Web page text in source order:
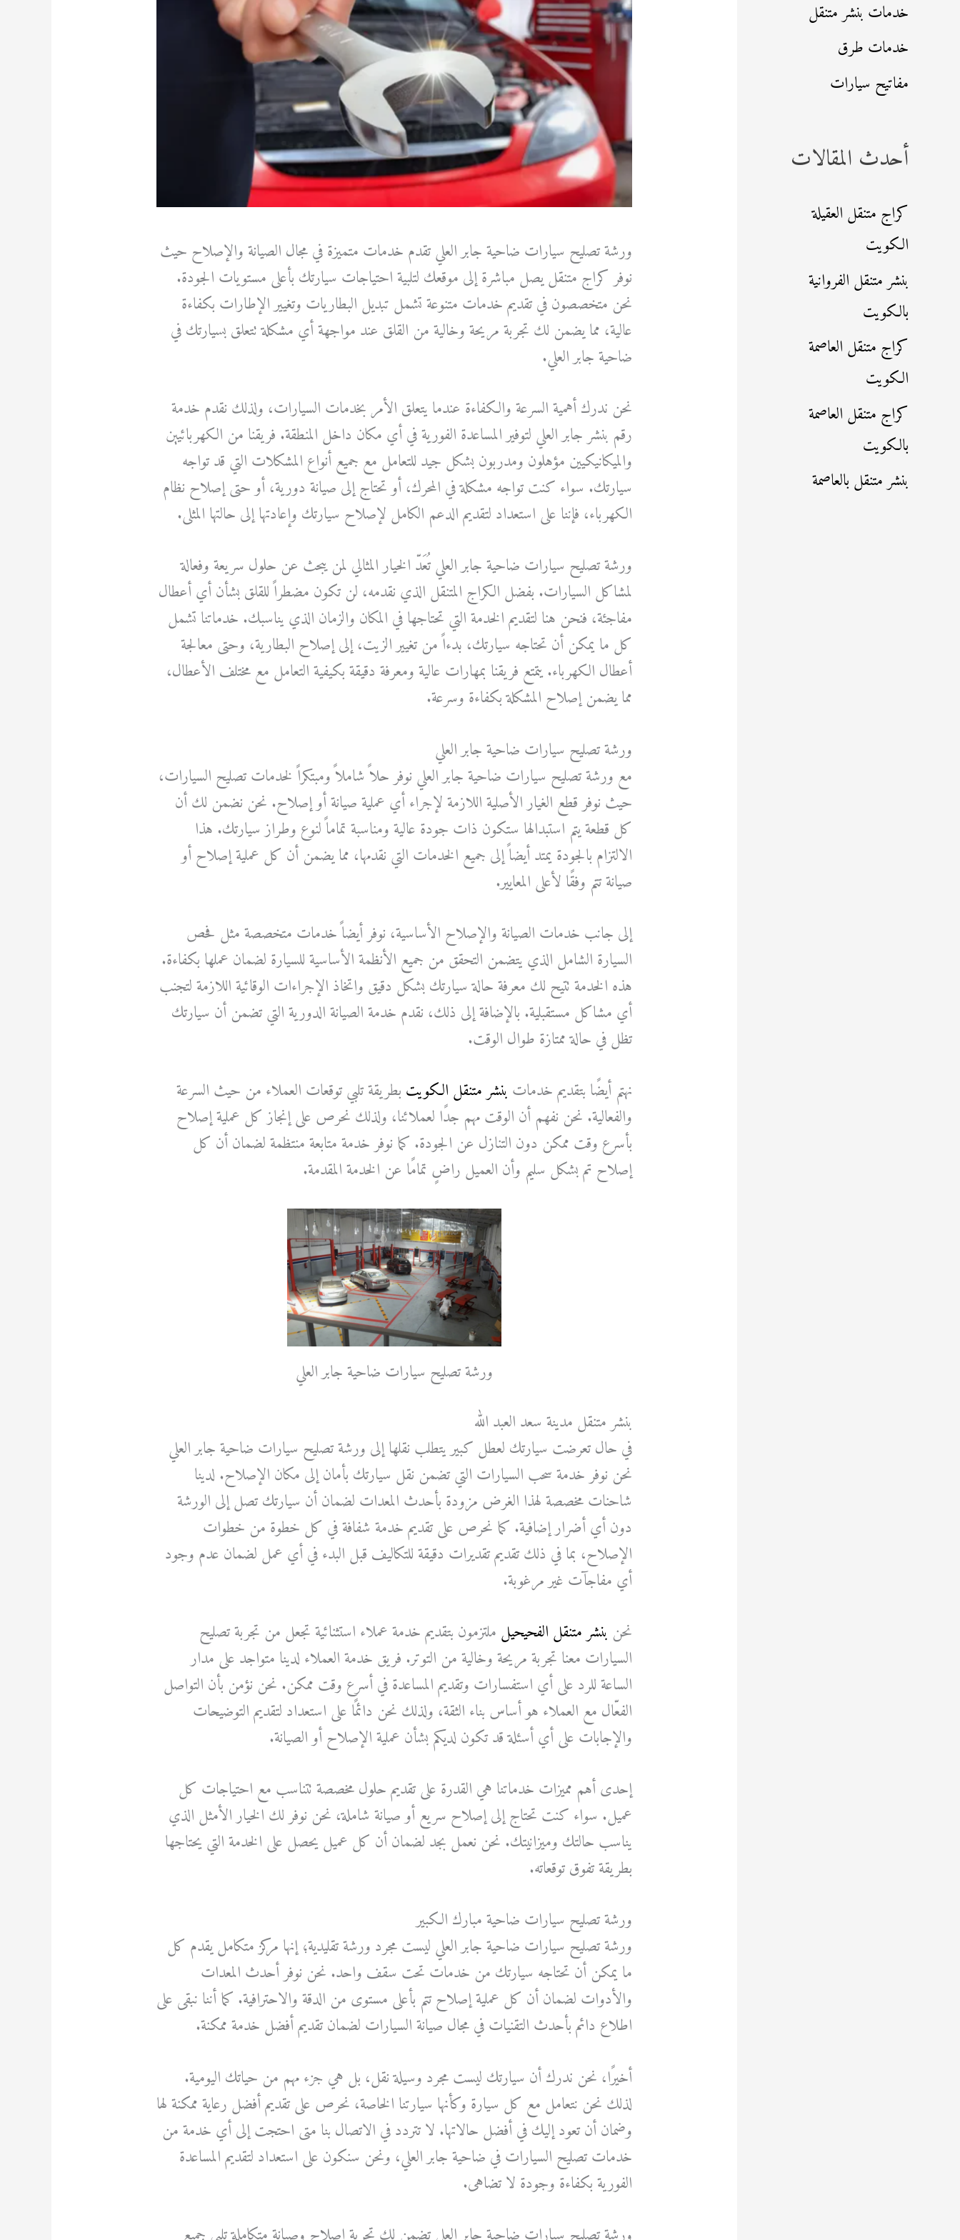
خدمات بنشر متنقل
خدمات طرق
مفاتيح سيارات
أحدث المقالات
كراج متنقل العقيلة
الكويت
بنشر متنقل الفروانية
بالكويت
كراج متنقل العاصمة
الكويت
كراج متنقل العاصمة
بالكويت
بنشر متنقل بالعاصمة
ورشة تصليح سيارات ضاحية جابر العلي تقدم خدمات متميزة في مجال الصيانة والإصلاح حيث
نوفر كراج متنقل يصل مباشرة إلى موقعك لتلبية احتياجات سيارتك بأعلى مستويات الجودة.
نحن متخصصون في تقديم خدمات متنوعة تشمل تبديل البطاريات وتغيير الإطارات بكفاءة
عالية، مما يضمن لك تجربة مريحة وخالية من القلق عند مواجهة أي مشكلة تتعلق بسيارتك في
ضاحية جابر العلي.
نحن ندرك أهمية السرعة والكفاءة عندما يتعلق الأمر بخدمات السيارات، ولذلك نقدم خدمة
رقم بنشر جابر العلي لتوفير المساعدة الفورية في أي مكان داخل المنطقة. فريقنا من الكهربائيين
والميكانيكيين مؤهلون ومدربون بشكل جيد للتعامل مع جميع أنواع المشكلات التي قد تواجه
سيارتك. سواء كنت تواجه مشكلة في المحرك، أو تحتاج إلى صيانة دورية، أو حتى إصلاح نظام
الكهرباء، فإننا على استعداد لتقديم الدعم الكامل لإصلاح سيارتك وإعادتها إلى حالتها المثلى.
ورشة تصليح سيارات ضاحية جابر العلي تُعَدّ الخيار المثالي لمن يبحث عن حلول سريعة وفعالة
لمشاكل السيارات. بفضل الكراج المتنقل الذي نقدمه، لن تكون مضطراً للقلق بشأن أي أعطال
مفاجئة، فنحن هنا لتقديم الخدمة التي تحتاجها في المكان والزمان الذي يناسبك. خدماتنا تشمل
كل ما يمكن أن تحتاجه سيارتك، بدءاً من تغيير الزيت، إلى إصلاح البطارية، وحتى معالجة
أعطال الكهرباء. يتمتع فريقنا بمهارات عالية ومعرفة دقيقة بكيفية التعامل مع مختلف الأعطال،
مما يضمن إصلاح المشكلة بكفاءة وسرعة.
ورشة تصليح سيارات ضاحية جابر العلي
مع ورشة تصليح سيارات ضاحية جابر العلي نوفر حلاً شاملاً ومبتكراً لخدمات تصليح السيارات،
حيث نوفر قطع الغيار الأصلية اللازمة لإجراء أي عملية صيانة أو إصلاح. نحن نضمن لك أن
كل قطعة يتم استبدالها ستكون ذات جودة عالية ومناسبة تماماً لنوع وطراز سيارتك. هذا
الالتزام بالجودة يمتد أيضاً إلى جميع الخدمات التي نقدمها، مما يضمن أن كل عملية إصلاح أو
صيانة تتم وفقًا لأعلى المعايير.
إلى جانب خدمات الصيانة والإصلاح الأساسية، نوفر أيضاً خدمات متخصصة مثل فحص
السيارة الشامل الذي يتضمن التحقق من جميع الأنظمة الأساسية للسيارة لضمان عملها بكفاءة.
هذه الخدمة تتيح لك معرفة حالة سيارتك بشكل دقيق واتخاذ الإجراءات الوقائية اللازمة لتجنب
أي مشاكل مستقبلية. بالإضافة إلى ذلك، نقدم خدمة الصيانة الدورية التي تضمن أن سيارتك
تظل في حالة ممتازة طوال الوقت.
نهتم أيضًا بتقديم خدمات بنشر متنقل الكويت بطريقة تلبي توقعات العملاء من حيث السرعة
والفعالية. نحن نفهم أن الوقت مهم جدًا لعملائنا، ولذلك نحرص على إنجاز كل عملية إصلاح
بأسرع وقت ممكن دون التنازل عن الجودة. كما نوفر خدمة متابعة منتظمة لضمان أن كل
إصلاح تم بشكل سليم وأن العميل راضٍ تمامًا عن الخدمة المقدمة.
ورشة تصليح سيارات ضاحية جابر العلي
بنشر متنقل مدينة سعد العبد الله
في حال تعرضت سيارتك لعطل كبير يتطلب نقلها إلى ورشة تصليح سيارات ضاحية جابر العلي
نحن نوفر خدمة سحب السيارات التي تضمن نقل سيارتك بأمان إلى مكان الإصلاح. لدينا
شاحنات مخصصة لهذا الغرض مزودة بأحدث المعدات لضمان أن سيارتك تصل إلى الورشة
دون أي أضرار إضافية. كما نحرص على تقديم خدمة شفافة في كل خطوة من خطوات
الإصلاح، بما في ذلك تقديم تقديرات دقيقة للتكاليف قبل البدء في أي عمل لضمان عدم وجود
أي مفاجآت غير مرغوبة.
نحن بنشر متنقل الفحيحيل ملتزمون بتقديم خدمة عملاء استثنائية تجعل من تجربة تصليح
السيارات معنا تجربة مريحة وخالية من التوتر. فريق خدمة العملاء لدينا متواجد على مدار
الساعة للرد على أي استفسارات وتقديم المساعدة في أسرع وقت ممكن. نحن نؤمن بأن التواصل
الفعّال مع العملاء هو أساس بناء الثقة، ولذلك نحن دائمًا على استعداد لتقديم التوضيحات
والإجابات على أي أسئلة قد تكون لديكم بشأن عملية الإصلاح أو الصيانة.
إحدى أهم مميزات خدماتنا هي القدرة على تقديم حلول مخصصة تتناسب مع احتياجات كل
عميل. سواء كنت تحتاج إلى إصلاح سريع أو صيانة شاملة، نحن نوفر لك الخيار الأمثل الذي
يناسب حالتك وميزانيتك. نحن نعمل بجد لضمان أن كل عميل يحصل على الخدمة التي يحتاجها
بطريقة تفوق توقعاته.
ورشة تصليح سيارات ضاحية مبارك الكبير
ورشة تصليح سيارات ضاحية جابر العلي ليست مجرد ورشة تقليدية؛ إنها مركز متكامل يقدم كل
ما يمكن أن تحتاجه سيارتك من خدمات تحت سقف واحد. نحن نوفر أحدث المعدات
والأدوات لضمان أن كل عملية إصلاح تتم بأعلى مستوى من الدقة والاحترافية. كما أننا نبقى على
اطلاع دائم بأحدث التقنيات في مجال صيانة السيارات لضمان تقديم أفضل خدمة ممكنة.
أخيرًا، نحن ندرك أن سيارتك ليست مجرد وسيلة نقل، بل هي جزء مهم من حياتك اليومية.
لذلك نحن نتعامل مع كل سيارة وكأنها سيارتنا الخاصة، نحرص على تقديم أفضل رعاية ممكنة لها
وضمان أن تعود إليك في أفضل حالاتها. لا تتردد في الاتصال بنا متى احتجت إلى أي خدمة من
خدمات تصليح السيارات في ضاحية جابر العلي، ونحن سنكون على استعداد لتقديم المساعدة
الفورية بكفاءة وجودة لا تضاهى.